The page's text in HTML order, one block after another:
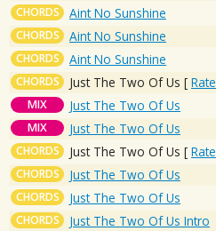
CHORDS Aint No Sunshine
CHORDS Aint No Sunshine
CHORDS Aint No Sunshine
CHORDS Just The Two Of Us [ Rate
MIX Just The Two Of Us
MIX Just The Two Of Us
CHORDS Just The Two Of Us [ Rate
CHORDS Just The Two Of Us
CHORDS Just The Two Of Us
CHORDS Just The Two Of Us Intro